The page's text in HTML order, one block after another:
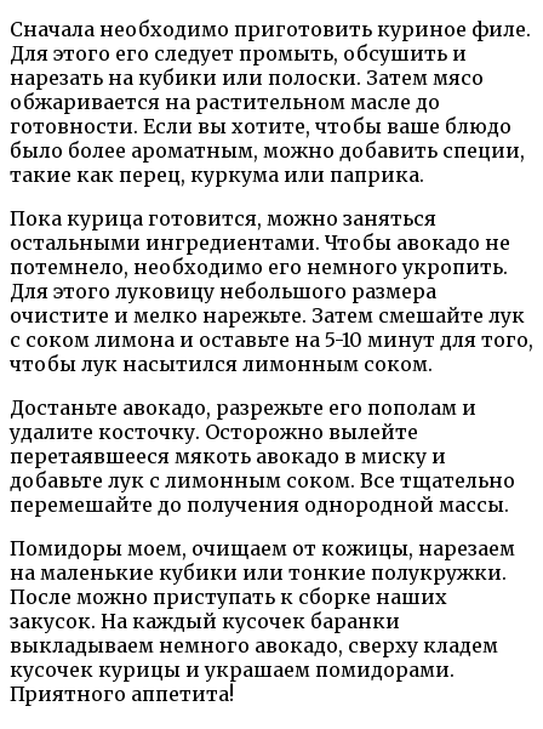
Сначала необходимо приготовить куриное филе.
Для этого его следует промыть, обсушить и
нарезать на кубики или полоски. Затем мясо
обжаривается на растительном масле до
готовности. Если вы хотите, чтобы ваше блюдо
было более ароматным, можно добавить специи,
такие как перец, куркума или паприка.
Пока курица готовится, можно заняться
остальными ингредиентами. Чтобы авокадо не
потемнело, необходимо его немного укропить.
Для этого луковицу небольшого размера
очистите и мелко нарежьте. Затем смешайте лук
с соком лимона и оставьте на 5-10 минут для того,
чтобы лук насытился лимонным соком.
Достаньте авокадо, разрежьте его пополам и
удалите косточку. Осторожно вылейте
перетаявшееся мякоть авокадо в миску и
добавьте лук с лимонным соком. Все тщательно
перемешайте до получения однородной массы.
Помидоры моем, очищаем от кожицы, нарезаем
на маленькие кубики или тонкие полукружки.
После можно приступать к сборке наших
закусок. На каждый кусочек баранки
выкладываем немного авокадо, сверху кладем
кусочек курицы и украшаем помидорами.
Приятного аппетита!